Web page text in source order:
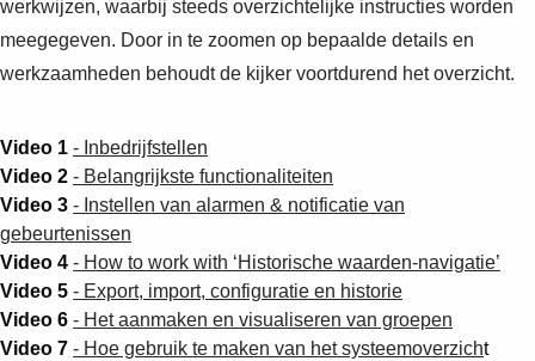
werkwijzen, waarbij steeds overzichtelijke instructies worden
meegegeven. Door in te zoomen op bepaalde details en
werkzaamheden behoudt de kijker voortdurend het overzicht.
Video 1 - Inbedrijfstellen
Video 2 - Belangrijkste functionaliteiten
Video 3 - Instellen van alarmen & notificatie van
gebeurtenissen
Video 4 - How to work with ‘Historische waarden-navigatie’
Video 5 - Export, import, configuratie en historie
Video 6 - Het aanmaken en visualiseren van groepen
Video 7 - Hoe gebruik te maken van het systeemoverzicht